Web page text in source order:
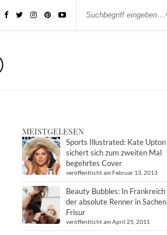
MEISTGELESEN
Sports Illustrated: Kate Upton
sichert sich zum zweiten Mal
begehrtes Cover
veröffentlicht am Februar 13, 2013
Beauty Bubbles: In Frankreich
der absolute Renner in Sachen
Frisur
veröffentlicht am April 25, 2011